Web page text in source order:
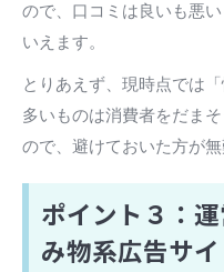
ので、口コミは良いも悪
いえます。
とりあえず、現時点では
多いものは消費者をだま
ので、避けておいた方が無
ポイント３：
み物系広告サ